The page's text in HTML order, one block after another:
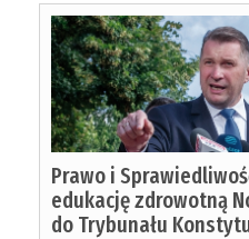
Prawo i
edukację zdrowotną
do Trybunału